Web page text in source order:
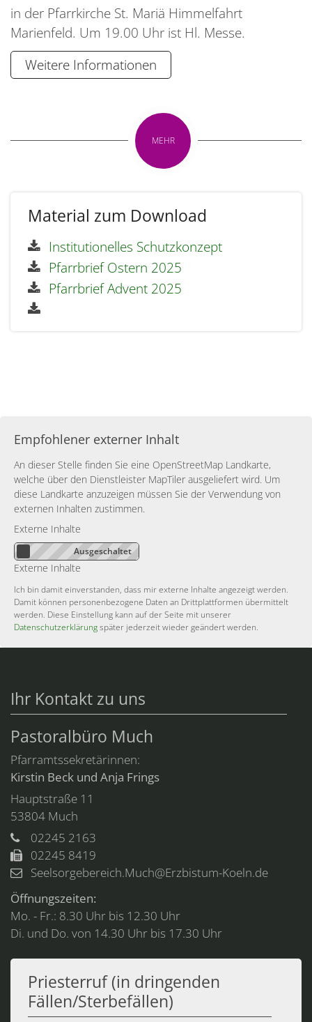
in der Pfarrkirche St. Mariä Himmelfahrt
Marienfeld. Um 19.00 Uhr ist Hl. Messe.
Weitere Informationen
MEHR
Material zum Download
Institutionelles Schutzkonzept
Pfarrbrief Ostern 2025
Pfarrbrief Advent 2025
Empfohlener externer Inhalt
An dieser Stelle finden Sie eine OpenStreetMap Landkarte,
welche über den Dienstleister MapTiler ausgeliefert wird. Um
diese Landkarte anzuzeigen müssen Sie der Verwendung von
externen Inhalten zustimmen.
Externe Inhalte
Externe Inhalte
Ich bin damit einverstanden, dass mir externe Inhalte angezeigt werden.
Damit können personenbezogene Daten an Drittplattformen übermittelt
werden. Diese Einstellung kann auf der Seite mit unserer
Datenschutzerklärungspäter jederzeit wieder geändert werden.
Ihr Kontakt zu uns
Pastoralbüro Much
Pfarramtssekretärinnen:
Kirstin Beck und Anja Frings
Hauptstraße 11
53804 Much
02245 2163
02245 8419
Seelsorgebereich.Much@Erzbistum-Koeln.de
Öffnungszeiten:
Mo. - Fr.: 8.30 Uhr bis 12.30 Uhr
Di. und Do. von 14.30 Uhr bis 17.30 Uhr
Priesterruf (in dringenden
Fällen/Sterbefällen)